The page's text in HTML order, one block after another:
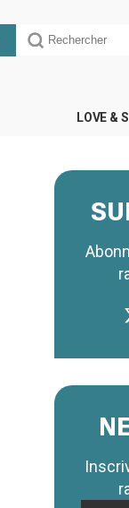
LOVE &